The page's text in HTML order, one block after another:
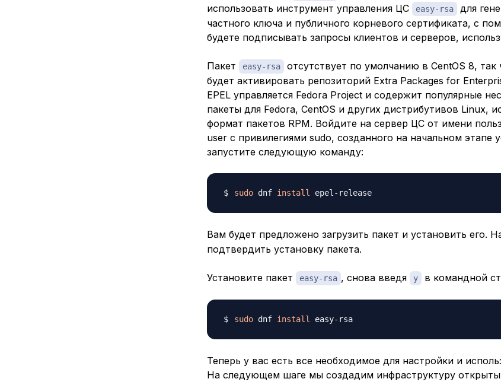
использовать инструмент управления ЦС
easy-rsa
для
частного ключа и публичного корневого сертификата, с
будете подписывать запросы клиентов и серверов,
Пакет easy-rsa
отсутствует по умолчанию в CentOS 8,
будет активировать репозиторий Extra Packages for
EPEL управляется Fedora Project и содержит популярные
пакеты для Fedora, CentOS и других дистрибутивов Linux,
формат пакетов RPM. Войдите на сервер ЦС от имени
user с привилегиями sudo, созданного на начальном этапе
запустите следующую команду:
sudo dnf install epel-release
Вам будет предложено загрузить пакет и установить его.
подтвердить установку пакета.
Установите пакет easy-rsa , снова введя y в командной
sudo dnf install easy-rsa
Теперь у вас есть все необходимое для настройки и
На следующем шаге мы создадим инфраструктуру